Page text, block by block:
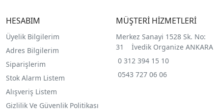
HESABIM
Üyelik Bilgilerim
Adres Bilgilerim
Siparişlerim
Stok Alarm Listem
Alışveriş Listem
Gizlilik Ve Güvenlik Politikası
MÜŞTERİ HİZMETLERİ
Merkez Sanayi 1528 Sk. No:
31 İvedik Organize ANKARA
0 312 394 15 10
0543 727 06 06